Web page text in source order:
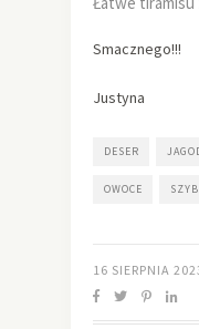
Smacznego!!!
Justyna
DESER
OWOCE
16 SIERPNIA